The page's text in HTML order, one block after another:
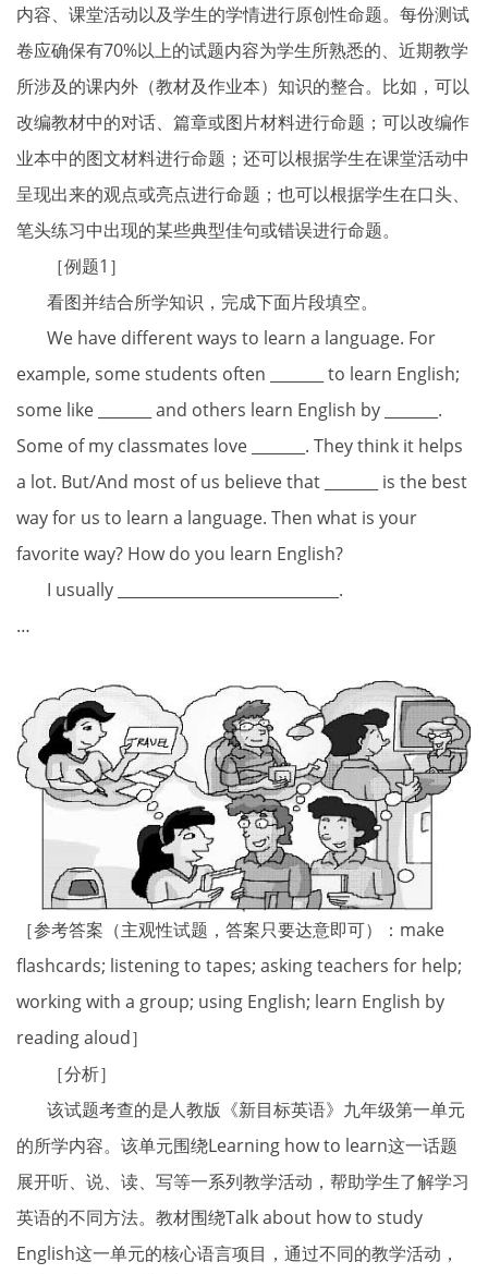
内容、课堂活动以及学生的学情进行原创性命题。每份测试
卷应确保有70%以上的试题内容为学生所熟悉的、近期教学
所涉及的课内外（教材及作业本）知识的整合。比如，可以
改编教材中的对话、篇章或图片材料进行命题；可以改编作
业本中的图文材料进行命题；还可以根据学生在课堂活动中
呈现出来的观点或亮点进行命题；也可以根据学生在口头、
笔头练习中出现的某些典型佳句或错误进行命题。
［例题1］
看图并结合所学知识，完成下面片段填空。
We have different ways to learn a language. For
example, some students often _______ to learn English;
some like _______ and others learn English by _______.
Some of my classmates love _______. They think it helps
a lot. But/And most of us believe that _______ is the best
way for us to learn a language. Then what is your
favorite way? How do you learn English?
I usually _____________________________.
…
［参考答案（主观性试题，答案只要达意即可）：make
flashcards; listening to tapes; asking teachers for help;
working with a group; using English; learn English by
reading aloud］
［分析］
该试题考查的是人教版《新目标英语》九年级第一单元
的所学内容。该单元围绕Learning how to learn这一话题
展开听、说、读、写等一系列教学活动，帮助学生了解学习
英语的不同方法。教材围绕Talk about how to study
English这一单元的核心语言项目，通过不同的教学活动，